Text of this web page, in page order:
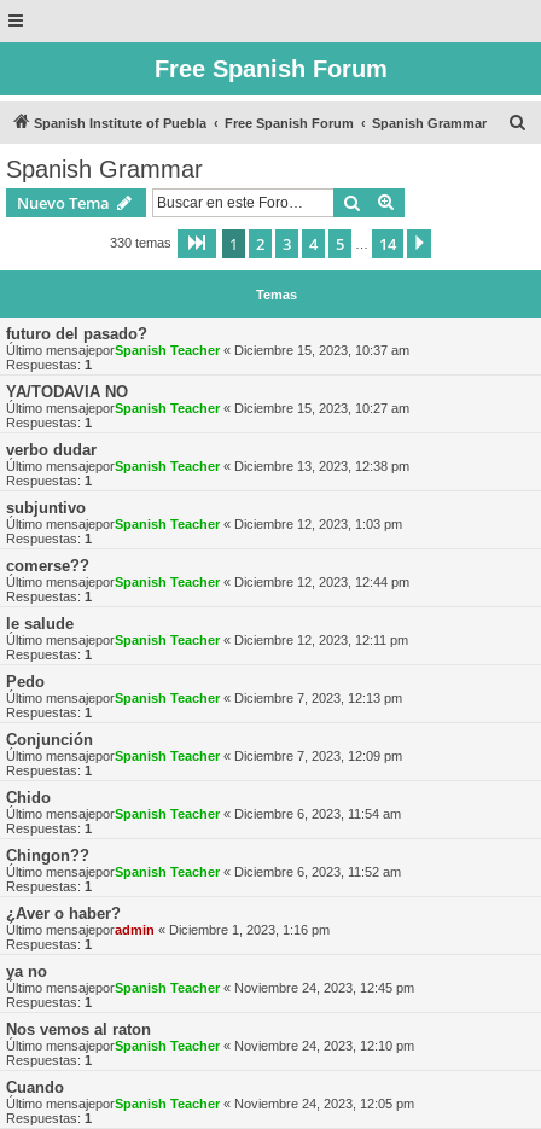
Free Spanish Forum
Spanish Institute of Puebla Free Spanish Forum Spanish Grammar
Spanish Grammar
Nuevo Tema Buscar
330 temas Página de 14
1 2 3 4 5 14
Temas
futuro del pasado?
Último mensajeporSpanish Teacher« Diciembre 15, 2023, 10:37 am
Respuestas: 1
YA/TODAVIA NO
Último mensajeporSpanish Teacher« Diciembre 15, 2023, 10:27 am
Respuestas: 1
verbo dudar
Último mensajeporSpanish Teacher« Diciembre 13, 2023, 12:38 pm
Respuestas: 1
subjuntivo
Último mensajeporSpanish Teacher« Diciembre 12, 2023, 1:03 pm
Respuestas: 1
comerse??
Último mensajeporSpanish Teacher« Diciembre 12, 2023, 12:44 pm
Respuestas: 1
le salude
Último mensajeporSpanish Teacher« Diciembre 12, 2023, 12:11 pm
Respuestas: 1
Pedo
Último mensajeporSpanish Teacher« Diciembre 7, 2023, 12:13 pm
Respuestas: 1
Conjunción
Último mensajeporSpanish Teacher« Diciembre 7, 2023, 12:09 pm
Respuestas: 1
Chido
Último mensajeporSpanish Teacher« Diciembre 6, 2023, 11:54 am
Respuestas: 1
Chingon??
Último mensajeporSpanish Teacher« Diciembre 6, 2023, 11:52 am
Respuestas: 1
¿Aver o haber?
Último mensajeporadmin « Diciembre 1, 2023, 1:16 pm
Respuestas: 1
ya no
Último mensajeporSpanish Teacher« Noviembre 24, 2023, 12:45 pm
Respuestas: 1
Nos vemos al raton
Último mensajeporSpanish Teacher« Noviembre 24, 2023, 12:10 pm
Respuestas: 1
Cuando
Último mensajeporSpanish Teacher« Noviembre 24, 2023, 12:05 pm
Respuestas: 1